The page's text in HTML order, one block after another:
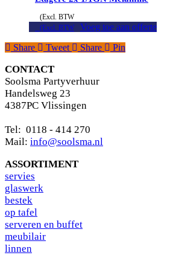
(Excl. BTW
(Excl. BTW
Voeg toe aan offerte
Share
Tweet Share Pin
CONTACT
Soolsma Partyverhuur
Handelsweg 23
4387PC Vlissingen
Tel: 0118 - 414 270
Mail: info@soolsma.nl
ASSORTIMENT
servies
glaswerk
bestek
op tafel
serveren en buffet
meubilair
linnen